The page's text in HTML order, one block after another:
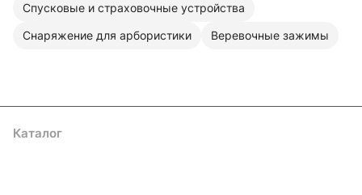
Спусковые и страховочные устройства
Снаряжение для арбористики
Веревочные зажимы
Каталог